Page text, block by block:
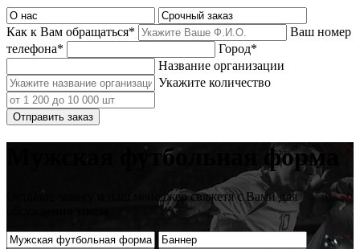
Как к Вам обращаться*
Ваш номер
телефона*
Город*
Название организации
Укажите количество
Отправить заказ
Мужская футбольная форма
Оставьте заявку и наш менеджер свяжетя с Вами для